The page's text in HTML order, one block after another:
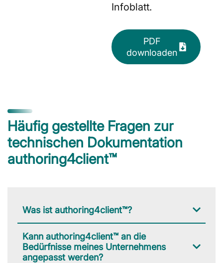
Infoblatt.
PDF
downloaden
Häufig gestellte Fragen zur
technischen Dokumentation
authoring4client™
Was ist authoring4client™?
Kann authoring4client™ an die
Bedürfnisse meines Unternehmens
angepasst werden?